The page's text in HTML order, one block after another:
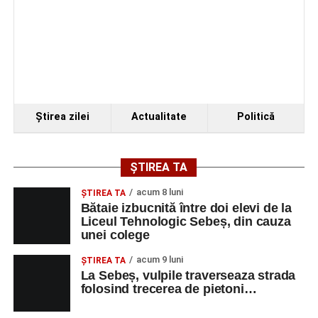
Ştirea zilei Actualitate Politică
ȘTIREA TA
ŞTIREA TA acum 8 luni
Bătaie izbucnită între doi elevi de la
Liceul Tehnologic Sebeș, din cauza
unei colege
ŞTIREA TA acum 9 luni
La Sebeș, vulpile traverseaza strada
folosind trecerea de pietoni…